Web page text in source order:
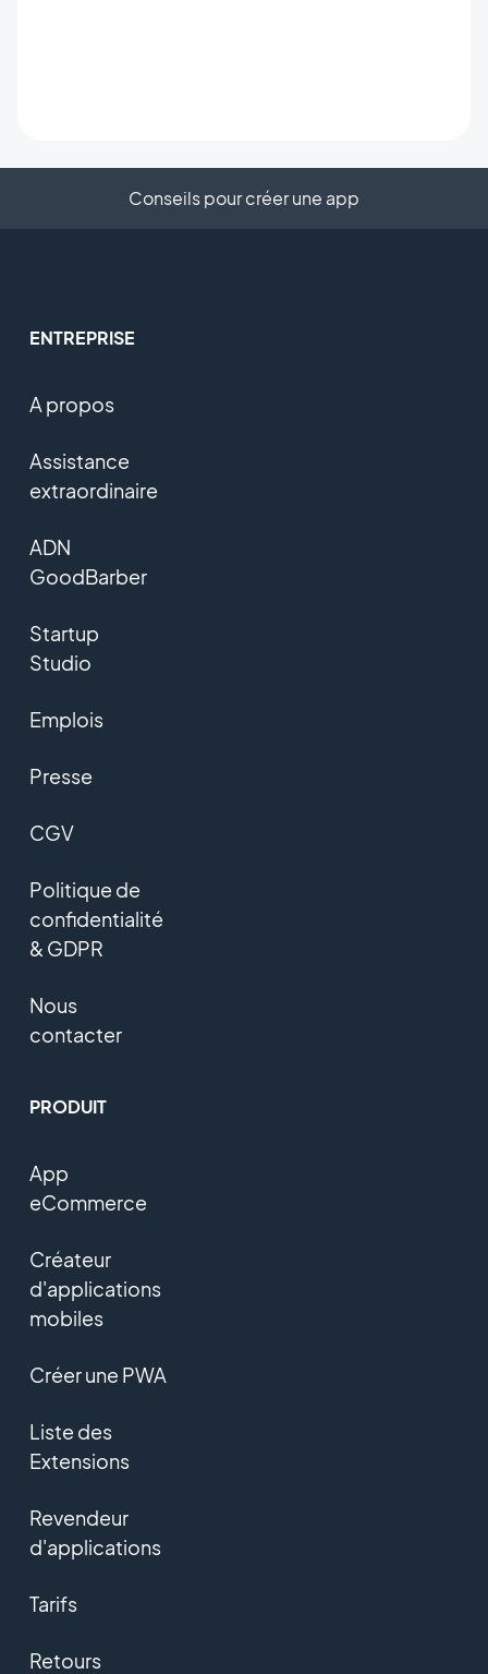
Conseils pour créer une app
ENTREPRISE
A propos
Assistance
extraordinaire
ADN
GoodBarber
Startup
Studio
Emplois
Presse
CGV
Politique de
confidentialité
& GDPR
Nous
contacter
PRODUIT
App
eCommerce
Créateur
d'applications
mobiles
Créer une PWA
Liste des
Extensions
Revendeur
d'applications
Tarifs
Retours